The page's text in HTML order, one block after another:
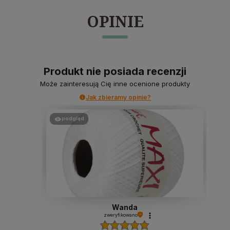
OPINIE
Produkt nie posiada recenzji
Może zainteresują Cię inne ocenione produkty
Jak zbieramy opinie?
podgląd
Wanda
zweryfikowano